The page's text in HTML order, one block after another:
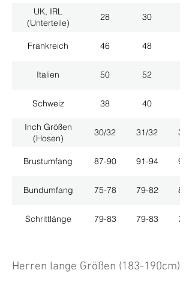
UK, IRL
(Unterteile)
28 30
Frankreich 46 48
Italien 50 52
Schweiz 38 40
Inch Größen
(Hosen)
30/32 31/32 33/
Brustumfang 87-90 91-94 95-
Bundumfang 75-78 79-82 83-
Schrittlänge 79-83 79-83 79-
Herren lange Größen (183-190cm)